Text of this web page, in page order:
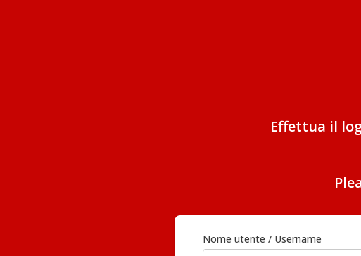
Effettua il
Nome utente / Username